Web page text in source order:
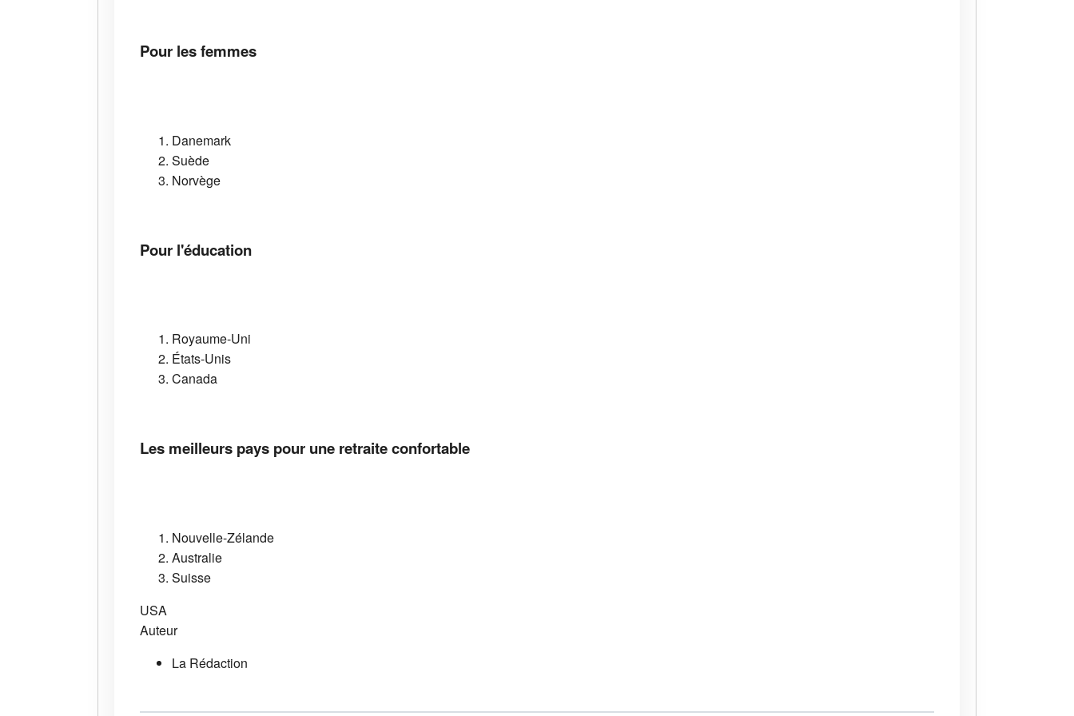
Pour les femmes
Danemark
Suède
Norvège
Pour l'éducation
Royaume-Uni
États-Unis
Canada
Les meilleurs pays pour une retraite confortable
Nouvelle-Zélande
Australie
Suisse
USA
Auteur
La Rédaction